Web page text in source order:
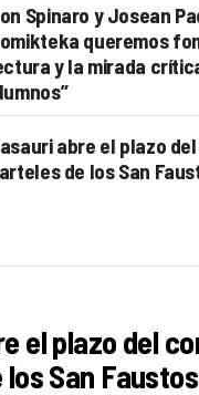
Spinaro y Josean
queremos
y la mirada
abre el plazo
de los San
el plazo del
San